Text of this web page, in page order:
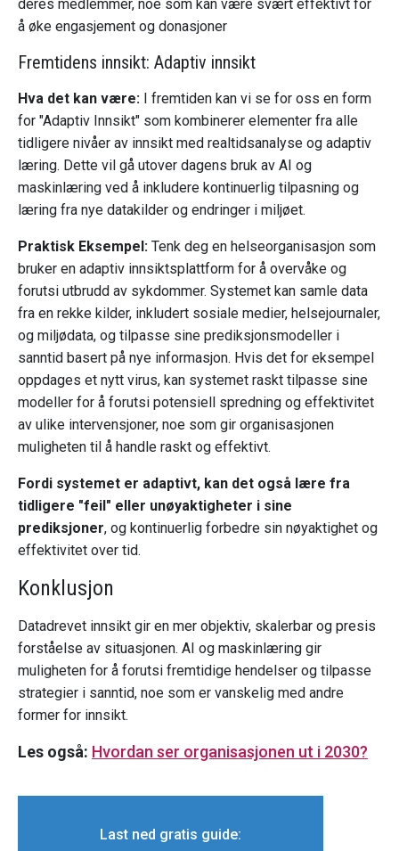
deres medlemmer, noe som kan være svært effektivt for
å øke engasjement og donasjoner
Fremtidens innsikt: Adaptiv innsikt
Hva det kan være: I fremtiden kan vi se for oss en form
for "Adaptiv Innsikt" som kombinerer elementer fra alle
tidligere nivåer av innsikt med realtidsanalyse og adaptiv
læring. Dette vil gå utover dagens bruk av AI og
maskinlæring ved å inkludere kontinuerlig tilpasning og
læring fra nye datakilder og endringer i miljøet.
Praktisk Eksempel: Tenk deg en helseorganisasjon som
bruker en adaptiv innsiktsplattform for å overvåke og
forutsi utbrudd av sykdommer. Systemet kan samle data
fra en rekke kilder, inkludert sosiale medier, helsejournaler,
og miljødata, og tilpasse sine prediksjonsmodeller i
sanntid basert på nye informasjon. Hvis det for eksempel
oppdages et nytt virus, kan systemet raskt tilpasse sine
modeller for å forutsi potensiell spredning og effektivitet
av ulike intervensjoner, noe som gir organisasjonen
muligheten til å handle raskt og effektivt.
Fordi systemet er adaptivt, kan det også lære fra
tidligere "feil" eller unøyaktigheter i sine
prediksjoner, og kontinuerlig forbedre sin nøyaktighet og
effektivitet over tid.
Konklusjon
Datadrevet innsikt gir en mer objektiv, skalerbar og presis
forståelse av situasjonen. AI og maskinlæring gir
muligheten for å forutsi fremtidige hendelser og tilpasse
strategier i sanntid, noe som er vanskelig med andre
former for innsikt.
Les også: Hvordan ser organisasjonen ut i 2030?
Last ned gratis guide: